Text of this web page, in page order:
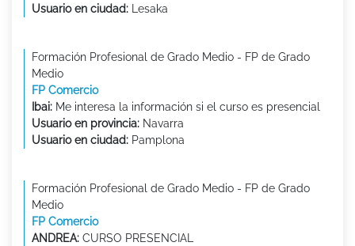
Usuario en ciudad: Lesaka
Formación Profesional de Grado Medio - FP de Grado
Medio
FP Comercio
Ibai: Me interesa la información si el curso es presencial
Usuario en provincia: Navarra
Usuario en ciudad: Pamplona
Formación Profesional de Grado Medio - FP de Grado
Medio
FP Comercio
ANDREA: CURSO PRESENCIAL